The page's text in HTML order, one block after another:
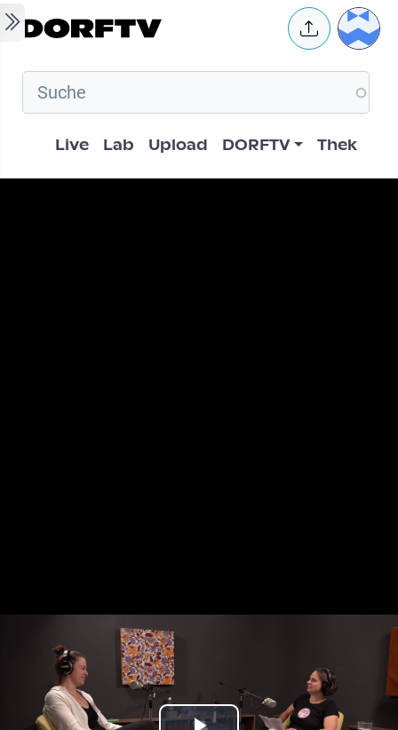
Skip to main content User
Hauptnavigation
Live Lab Upload DORFTV Thek